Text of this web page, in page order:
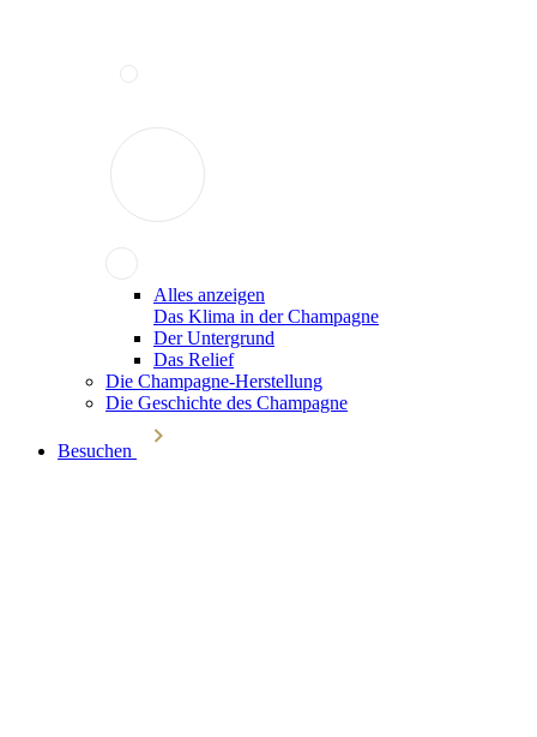
Alles anzeigen
Das Klima in der Champagne
Der Untergrund
Das Relief
Die Champagne-Herstellung
Die Geschichte des Champagne
Besuchen